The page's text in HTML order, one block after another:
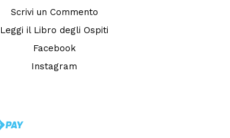
Scrivi un Commento
Leggi il Libro degli Ospiti
Facebook
Instagram